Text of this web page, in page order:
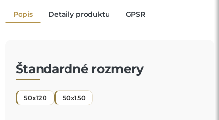
Popis Detaily produktu GPSR
Štandardné rozmery
50x120 50x150